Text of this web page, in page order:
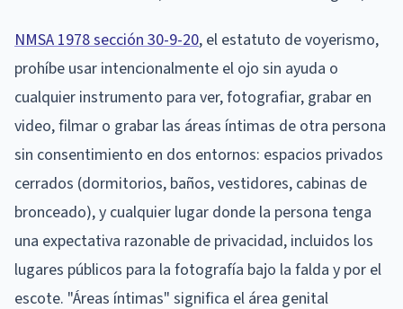
NMSA 1978 sección 30-9-20, el estatuto de voyerismo,
prohíbe usar intencionalmente el ojo sin ayuda o
cualquier instrumento para ver, fotografiar, grabar en
video, filmar o grabar las áreas íntimas de otra persona
sin consentimiento en dos entornos: espacios privados
cerrados (dormitorios, baños, vestidores, cabinas de
bronceado), y cualquier lugar donde la persona tenga
una expectativa razonable de privacidad, incluidos los
lugares públicos para la fotografía bajo la falda y por el
escote. "Áreas íntimas" significa el área genital